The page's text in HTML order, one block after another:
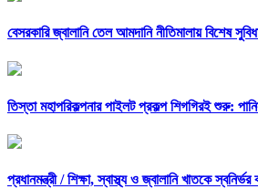
বেসরকারি জ্বালানি তেল আমদানি নীতিমালায় বিশেষ
তিস্তা মহাপরিকল্পনার পাইলট প্রকল্প শিগগিরই শুরু:
প্রধানমন্ত্রী /শিক্ষা, স্বাস্থ্য ও জ্বালানি খাতকে